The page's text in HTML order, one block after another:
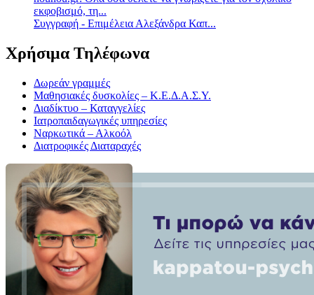
εκφοβισμό, τη...
Συγγραφή - Επιμέλεια Αλεξάνδρα Καπ...
Χρήσιμα Τηλέφωνα
Δωρεάν γραμμές
Μαθησιακές δυσκολίες – Κ.Ε.Δ.Α.Σ.Υ.
Διαδίκτυο – Καταγγελίες
Ιατροπαιδαγωγικές υπηρεσίες
Ναρκωτικά – Αλκοόλ
Διατροφικές Διαταραχές